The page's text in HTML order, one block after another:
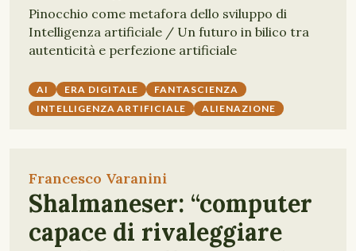
Pinocchio come metafora dello sviluppo di
Intelligenza artificiale / Un futuro in bilico tra
autenticità e perfezione artificiale
AI ERA DIGITALE
FANTASCIENZA
INTELLIGENZA ARTIFICIALE
ALIENAZIONE
Francesco Varanini
Shalmaneser: “computer
capace di rivaleggiare